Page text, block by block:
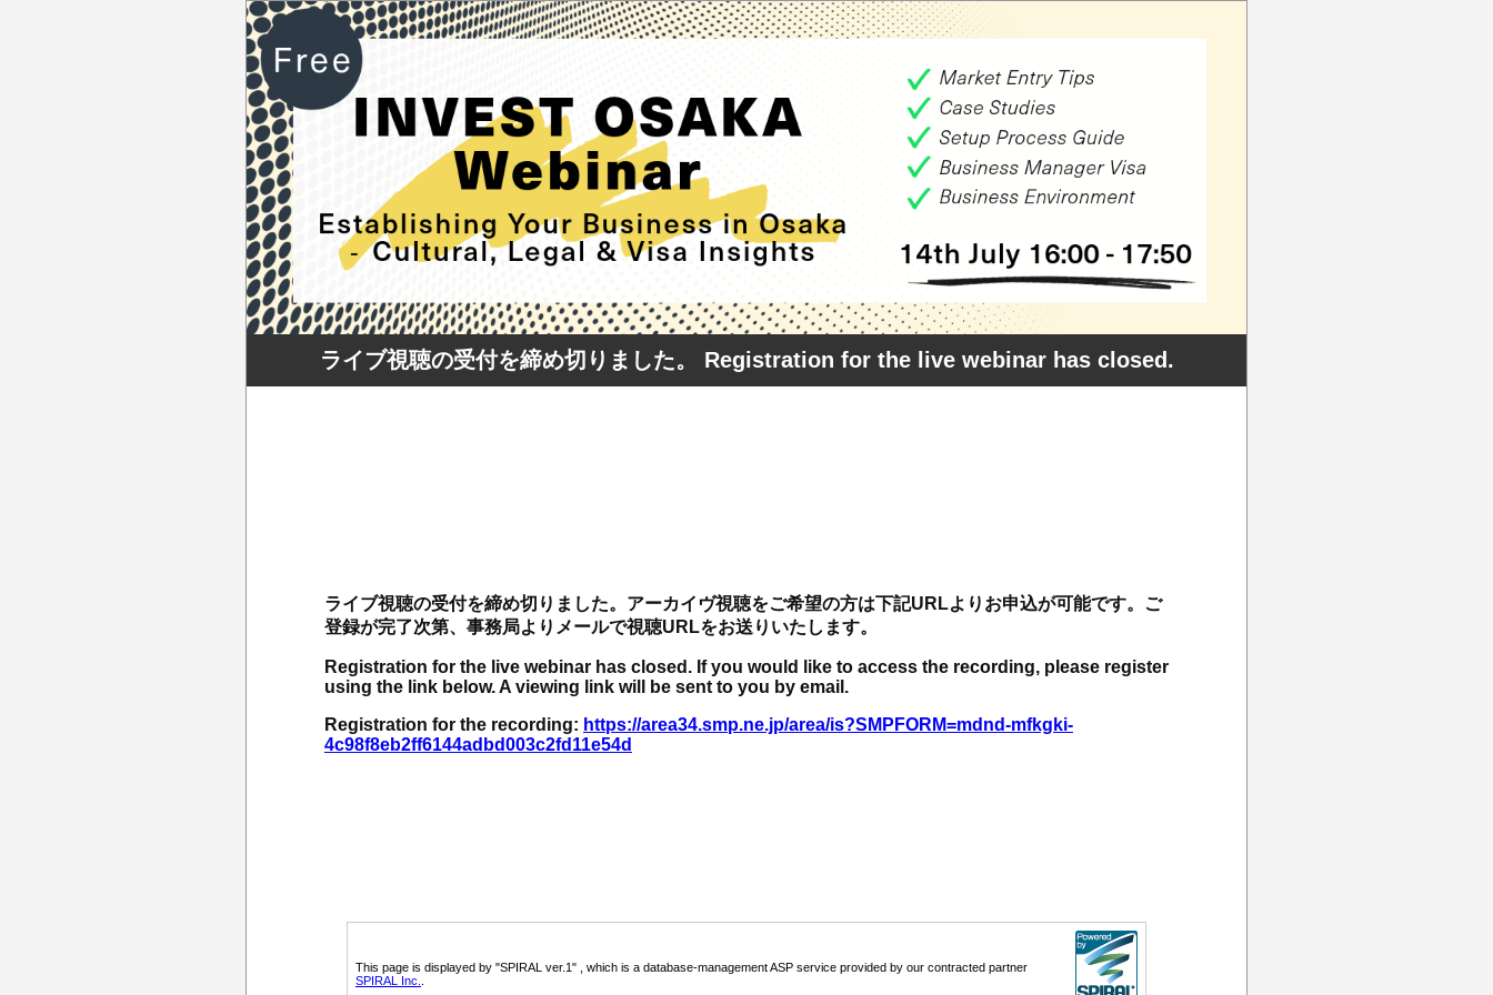
ライブ視聴の受付を締め切りました。 Registration for the live webinar has closed.
ライブ視聴の受付を締め切りました。アーカイヴ視聴をご希望の方は下記URLよりお申込が可能です。ご
登録が完了次第、事務局よりメールで視聴URLをお送りいたします。
Registration for the live webinar has closed. If you would like to access the recording, please register
using the link below. A viewing link will be sent to you by email.
Registration for the recording: https://area34.smp.ne.jp/area/is?SMPFORM=mdnd-mfkgki-
4c98f8eb2ff6144adbd003c2fd11e54d
This page is displayed by "SPIRAL ver.1" , which is a database-management ASP service provided by our contracted partner
SPIRAL Inc.